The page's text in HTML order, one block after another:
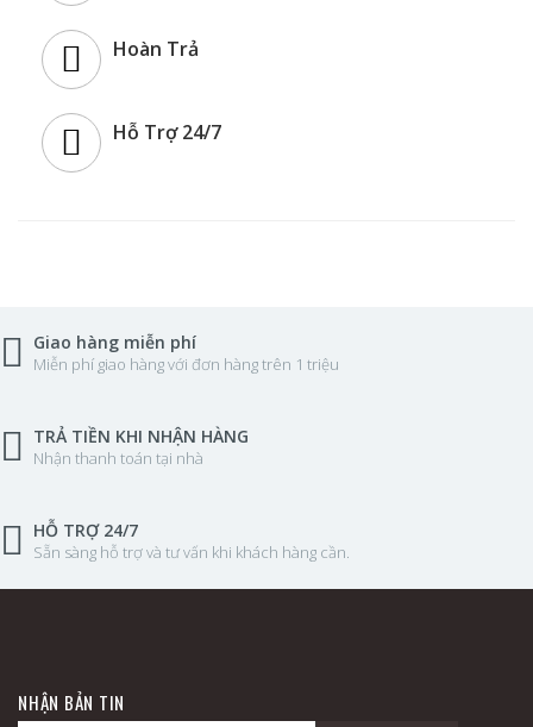
Hoàn Trả
Hỗ Trợ 24/7
Giao hàng miễn phí
Miễn phí giao hàng với đơn hàng trên 1 triệu
TRẢ TIỀN KHI NHẬN HÀNG
Nhận thanh toán tại nhà
HỖ TRỢ 24/7
Sẵn sàng hỗ trợ và tư vấn khi khách hàng cần.
NHẬN BẢN TIN